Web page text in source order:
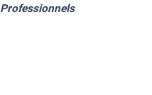
Professionnels